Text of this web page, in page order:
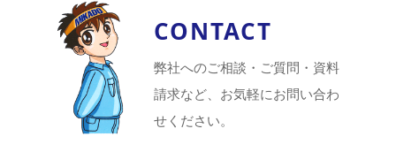
CONTACT
弊社へのご相談・ご質問・資料
請求など、お気軽にお問い合わ
せください。